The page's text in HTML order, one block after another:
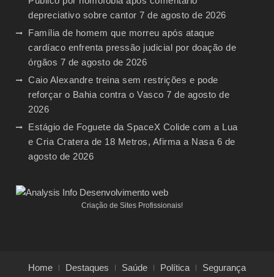
depreciativo sobre cantor 7 de agosto de 2026
Família de homem que morreu após ataque
cardíaco enfrenta pressão judicial por doação de
órgãos 7 de agosto de 2026
Caio Alexandre treina sem restrições e pode
reforçar o Bahia contra o Vasco 7 de agosto de
2026
Estágio de Foguete da SpaceX Colide com a Lua
e Cria Cratera de 18 Metros, Afirma a Nasa 6 de
agosto de 2026
Criação de Sites Profissionais!
Home Destaques Saúde Política
Segurança